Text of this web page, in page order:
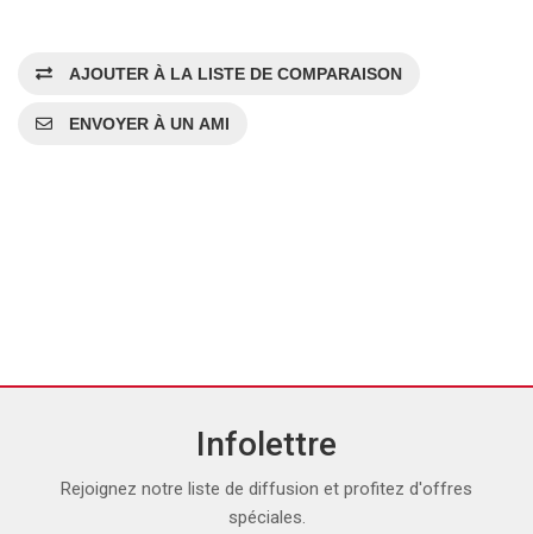
AJOUTER À LA LISTE DE COMPARAISON
ENVOYER À UN AMI
Infolettre
Rejoignez notre liste de diffusion et profitez d'offres
spéciales.